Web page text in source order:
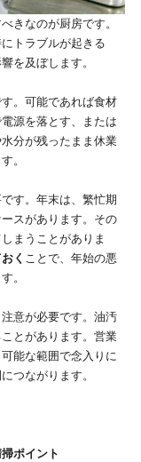
きなのが厨房です。
トラブルが起きる
を及ぼします。
。可能であれば食材
源を落とす、または
分が残ったまま休業
。
す。年末は、繁忙期
スがあります。その
まうことがありま
く ことで、年始の悪
。
意が必要です。油汚
とがあります。営業
能な範囲で念入りに
つながります。
ポイント